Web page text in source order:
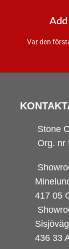
Add
Var den
Stone
Org. nr
417 05
436 33